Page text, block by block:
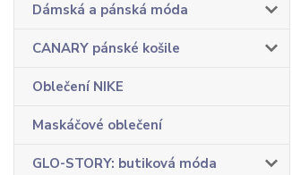
Dámská a pánská móda
CANARY pánské košile
Oblečení NIKE
Maskáčové oblečení
GLO-STORY: butiková móda